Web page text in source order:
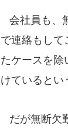
会社員も、
で連絡もして
たケースを除
けているとい
だが無断欠